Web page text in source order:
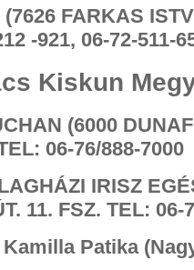
FARKAS
-921, 06-72-511-
Kiskun
(6000
06-76/888-7000
IRISZ
11. FSZ. TEL: 06-
Patika